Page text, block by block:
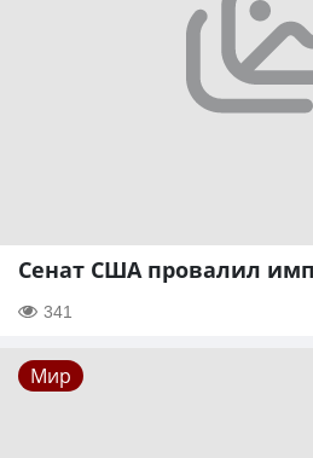
Сенат США провалил
341
Мир